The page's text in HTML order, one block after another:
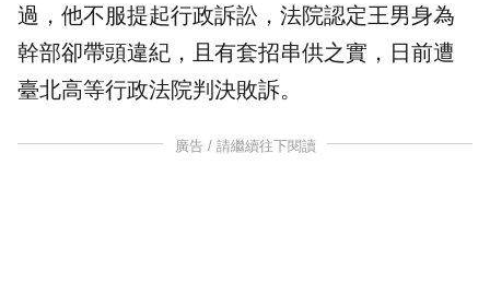
過，他不服提起行政訴訟，法院認定王男身為
幹部卻帶頭違紀，且有套招串供之實，日前遭
臺北高等行政法院判決敗訴。
廣告 / 請繼續往下閱讀